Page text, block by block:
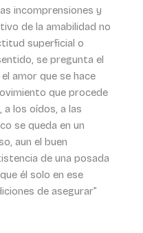
incomprensiones y
de la amabilidad no
superficial o
se pregunta el
el amor que se hace
que procede
a los oídos, a las
se queda en un
aun el buen
de una posada
él solo en ese
de asegurar”